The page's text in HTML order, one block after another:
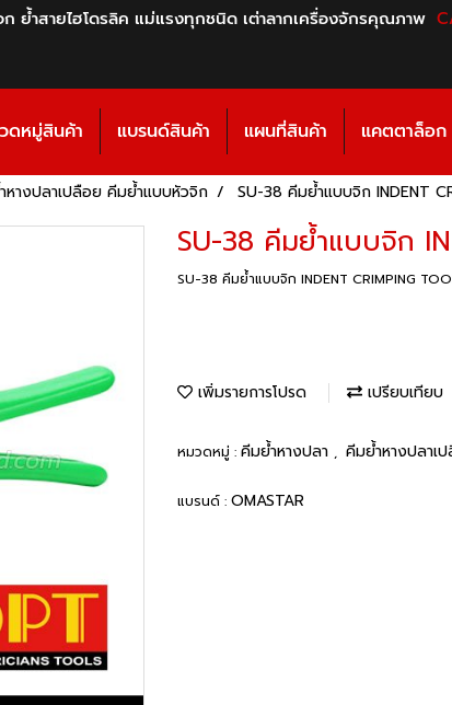
ย้ำสายไฮโดรลิค แม่แรงทุกชนิด เต่าลากเครื่องจักรคุณภาพ
ดหมู่สินค้า แบรนด์สินค้า แผนที่สินค้า แคตตาล็อก
หางปลาเปลือย คีมย้ำแบบหัวจิก SU-38 คีมย้ำแบบจิก INDENT
SU-38 คีมย้ำแบบจิก
SU-38 คีมย้ำแบบจิก INDENT CRIMPING
เพิ่มรายการโปรด เปรียบเทียบ
หมวดหมู่ : คีมย้ำหางปลา , คีมย้ำหางปลาเ
แบรนด์ : OMASTAR